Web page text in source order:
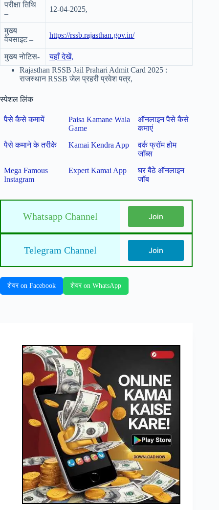
परीक्षा तिथि
–
12-04-2025,
मुख्य
वेबसाइट –
https://rssb.rajasthan.gov.in/
मुख्य नोटिस-
यहाँ देखें,
Rajasthan RSSB Jail Prahari Admit Card 2025 :
राजस्थान RSSB जेल प्रहरी प्रवेश पत्र,
स्पेशल लिंक
पैसे कैसे कमायें
Paisa Kamane Wala
Game
ऑनलाइन पैसे कैसे
कमाएं
पैसे कमाने के तरीके
Kamai Kendra App
वर्क फ्रॉम होम
जॉब्स
Mega Famous
Instagram
Expert Kamai App
घर बैठे ऑनलाइन
जॉब
Whatsapp Channel Join
Telegram Channel Join
शेयर on Facebook शेयर on WhatsApp